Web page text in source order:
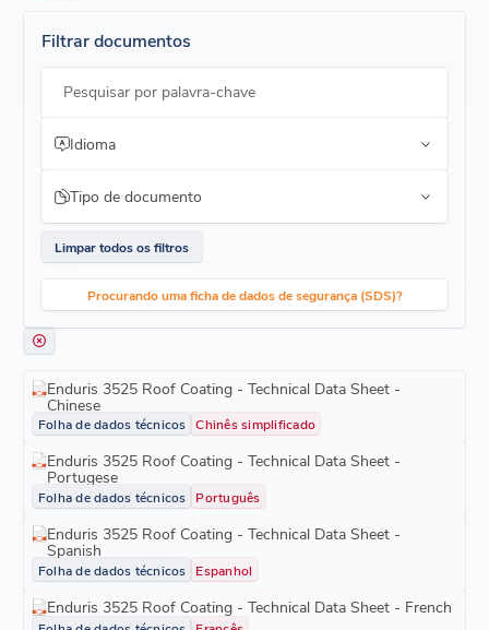
Filtrar documentos
Pesquisar por palavra-chave
Idioma
Tipo de documento
Limpar todos os filtros
Procurando uma ficha de dados de segurança (SDS)?
Enduris 3525 Roof Coating - Technical Data Sheet -
Chinese
Folha de dados técnicos Chinês simplificado
Enduris 3525 Roof Coating - Technical Data Sheet -
Portugese
Folha de dados técnicos Português
Enduris 3525 Roof Coating - Technical Data Sheet -
Spanish
Folha de dados técnicos Espanhol
Enduris 3525 Roof Coating - Technical Data Sheet - French